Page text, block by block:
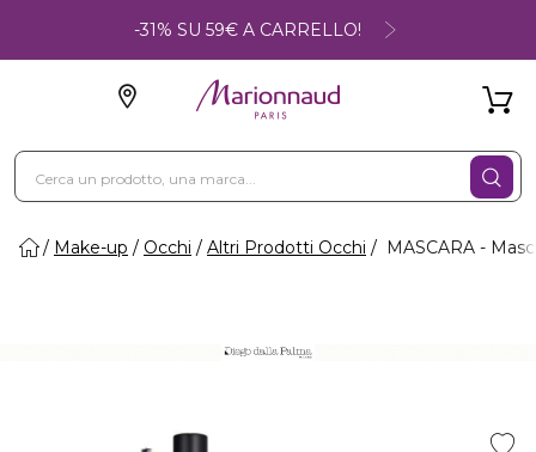
-31% SU 59€ A CARRELLO!
Make-up Occhi Altri Prodotti Occhi MASCARA -